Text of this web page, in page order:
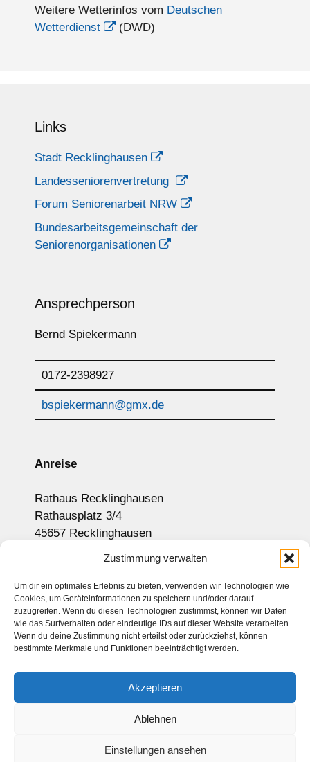
Zustimmung verwalten
Um dir ein optimales Erlebnis zu bieten, verwenden wir Technologien wie
Cookies, um Geräteinformationen zu speichern und/oder darauf
zuzugreifen. Wenn du diesen Technologien zustimmst, können wir Daten
wie das Surfverhalten oder eindeutige IDs auf dieser Website verarbeiten.
Wenn du deine Zustimmung nicht erteilst oder zurückziehst, können
bestimmte Merkmale und Funktionen beeinträchtigt werden.
Akzeptieren
Ablehnen
Einstellungen ansehen
Weitere Wetterinfos vom Deutschen
Wetterdienst
(DWD)
Links
Stadt Recklinghausen
Landesseniorenvertretung
Forum Seniorenarbeit NRW
Bundesarbeitsgemeinschaft der
Seniorenorganisationen
Ansprechperson
Bernd Spiekermann
0172-2398927
bspiekermann@gmx.de
Anreise
Rathaus Recklinghausen
Rathausplatz 3/4
45657 Recklinghausen
Newsletter
Sitemap
Haftungsausschluss